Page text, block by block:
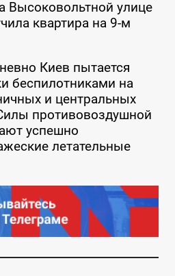
Высоковольтной улице
квартира на 9-м
Киев пытается
беспилотниками на
и центральных
противовоздушной
успешно
летательные